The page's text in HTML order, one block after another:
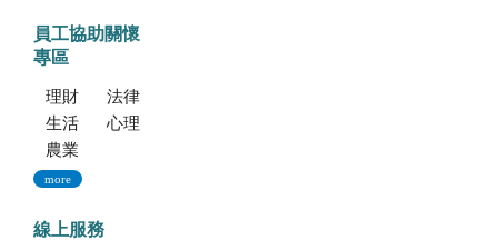
員工協助關懷
專區
理財資源
法律資源
生活健康資源
心理資源
農業部特約員工協助方案諮詢服務
more
線上服務